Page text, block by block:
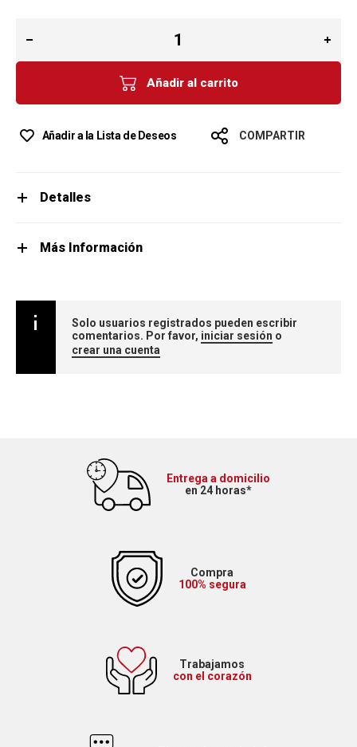
Añadir al carrito
Añadir a la Lista de Deseos COMPARTIR
Detalles
Más Información
Solo usuarios registrados pueden escribir
comentarios. Por favor, iniciar sesión o
crear una cuenta
Entrega a domicilio
en 24 horas*
Compra
100% segura
Trabajamos
con el corazón